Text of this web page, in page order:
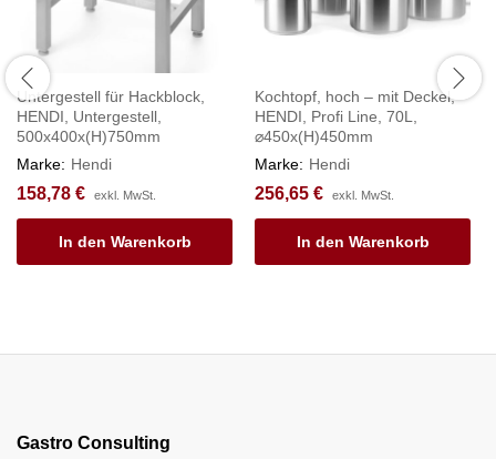
Untergestell für Hackblock,
HENDI, Untergestell,
500x400x(H)750mm
Marke: Hendi
158,78 € exkl. MwSt.
In den Warenkorb
Kochtopf, hoch – mit Deckel,
HENDI, Profi Line, 70L,
⌀450x(H)450mm
Marke: Hendi
256,65 € exkl. MwSt.
In den Warenkorb
Gastro Consulting